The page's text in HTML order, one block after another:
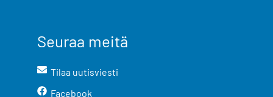
Seuraa meitä
Tilaa uutisviesti
Facebook